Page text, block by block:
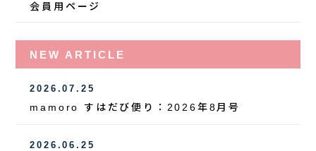
会員用ページ
NEW ARTICLE
2026.07.25
mamoro すはだび便り：2026年8月号
2026.06.25